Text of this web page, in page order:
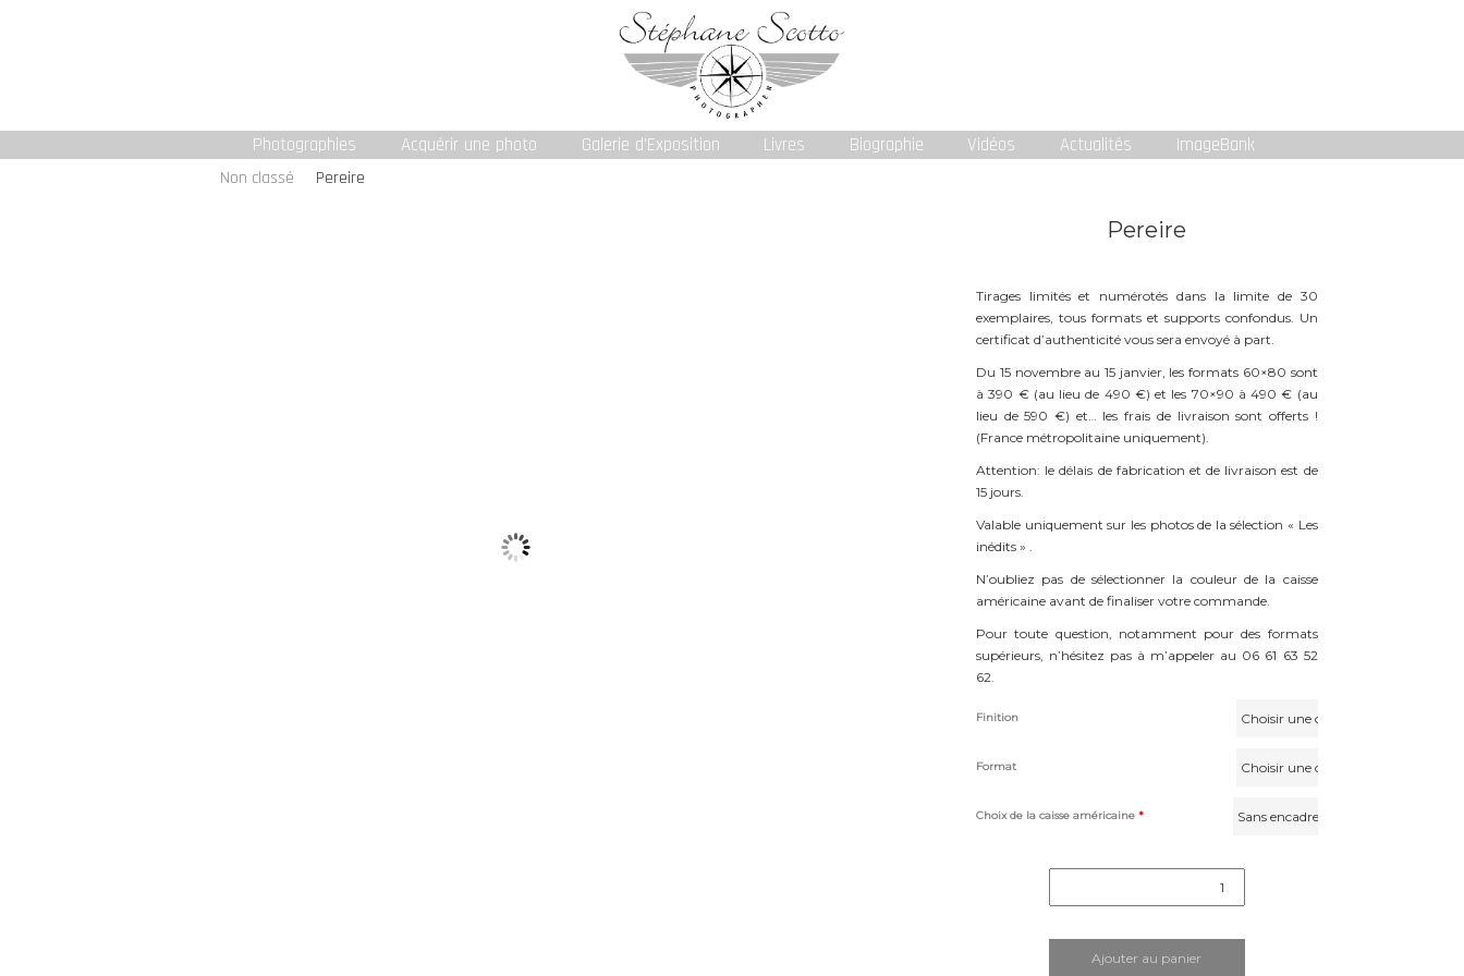
Photographies Acquérir une photo Galerie d’Exposition Livres Biographie Vidéos Actualités ImageBank
Non classé Pereire
Pereire
Tirages limités et numérotés dans la limite de 30
exemplaires, tous formats et supports confondus. Un
certificat d’authenticité vous sera envoyé à part.
Du 15 novembre au 15 janvier, les formats 60×80 sont
à 390 € (au lieu de 490 €) et les 70×90 à 490 € (au
lieu de 590 €) et… les frais de livraison sont offerts !
(France métropolitaine uniquement).
Attention: le délais de fabrication et de livraison est de
15 jours.
Valable uniquement sur les photos de la sélection « Les
inédits » .
N’oubliez pas de sélectionner la couleur de la caisse
américaine avant de finaliser votre commande.
Pour toute question, notamment pour des formats
supérieurs, n’hésitez pas à m’appeler au 06 61 63 52
62.
Finition
Format
Choix de la caisse américaine *
quantité
Ajouter au panier